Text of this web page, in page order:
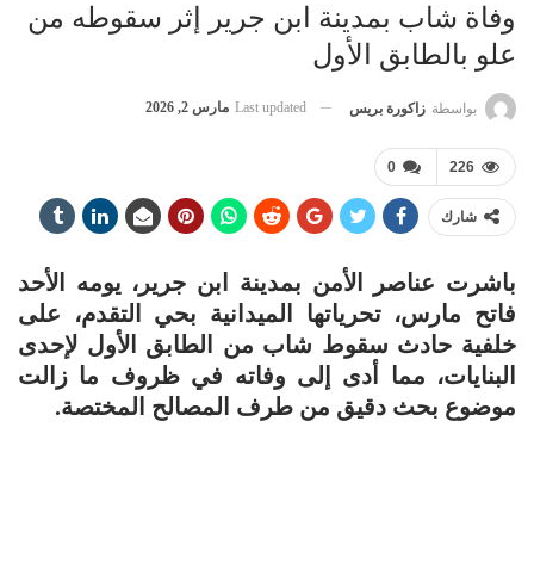
وفاة شاب بمدينة ابن جرير إثر سقوطه من
علو بالطابق الأول
بواسطة زاكورة بريس Last updated مارس 2, 2026
0 226
شارك
باشرت عناصر الأمن بمدينة ابن جرير، يومه الأحد
فاتح مارس، تحرياتها الميدانية بحي التقدم، على
خلفية حادث سقوط شاب من الطابق الأول لإحدى
البنايات، مما أدى إلى وفاته في ظروف ما زالت
موضوع بحث دقيق من طرف المصالح المختصة.